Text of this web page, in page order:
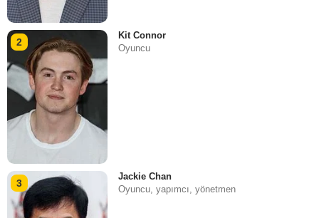
2
Kit Connor
Oyuncu
3
Jackie Chan
Oyuncu, yapımcı, yönetmen